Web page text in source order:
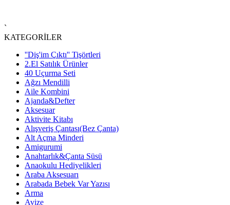
`
KATEGORİLER
''Diş'im Çıktı'' Tişörtleri
2.El Satılık Ürünler
40 Uçurma Seti
Ağzı Mendilli
Aile Kombini
Ajanda&Defter
Aksesuar
Aktivite Kitabı
Alışveriş Çantası(Bez Çanta)
Alt Açma Minderi
Amigurumi
Anahtarlık&Çanta Süsü
Anaokulu Hediyelikleri
Araba Aksesuarı
Arabada Bebek Var Yazısı
Arma
Avize